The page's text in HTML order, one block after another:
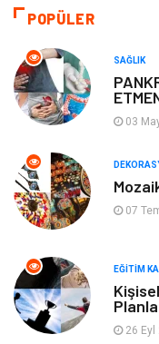
Otomotiv
Keyif ve Hobi
Moda
Anne Çocuk
Aksesuar
Spor
Ev işleri
POPÜLER
SAĞLIK
03
07
EĞITIM
26 Eyl